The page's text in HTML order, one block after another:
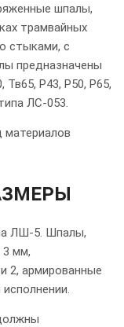
шпалы,
трамвайных
стыками, с
предназначены
Тв65, Р43, Р50, Р65,
ЛС-053.
материалов
ЛШ-5. Шпалы,
3 мм,
2, армированные